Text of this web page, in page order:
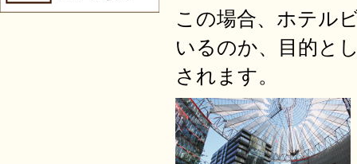
この場合、ホテル
いるのか、目的と
されます。